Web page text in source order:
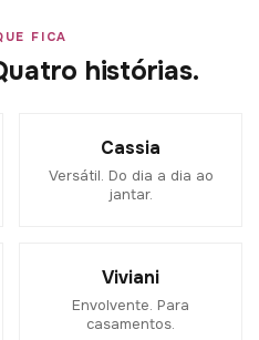
FICA
histórias.
Cassia
Versátil. Do dia a dia ao
jantar.
Viviani
Envolvente. Para
casamentos.